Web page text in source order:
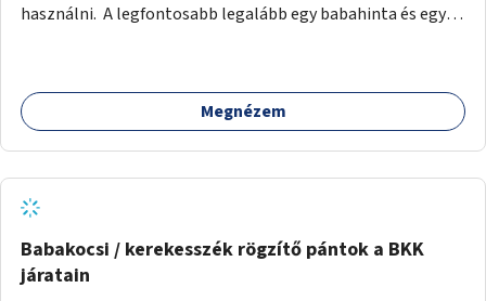
használni. A legfontosabb legalább egy babahinta és egy
legyen, amit még ülni nem tudó babák is használhatnak, és
kerülhet mellé egy testvérhinta is (baba és tesó egyszerre
telepítése is sokat segítene. Ezen kívül még egy
kismotoros, futóbiciklis rész kialakítása indokolt.
Megnézem
Babakocsi / kerekesszék rögzítő pántok a BKK
járatain